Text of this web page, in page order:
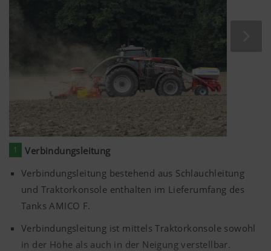
1
Verbindungsleitung
Verbindungsleitung bestehend aus Schlauchleitung
und Traktorkonsole enthalten im Lieferumfang des
Tanks AMICO F.
Verbindungsleitung ist mittels Traktorkonsole sowohl
in der Höhe als auch in der Neigung verstellbar.